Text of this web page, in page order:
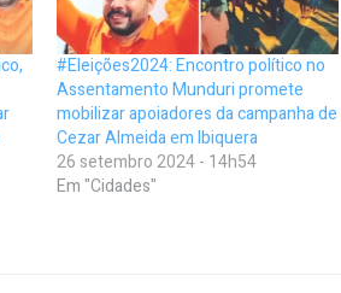
#Eleições2024: Encontro político no
Assentamento Munduri promete
mobilizar apoiadores da campanha de
Cezar Almeida em Ibiquera
26 setembro 2024 - 14h54
Em "Cidades"